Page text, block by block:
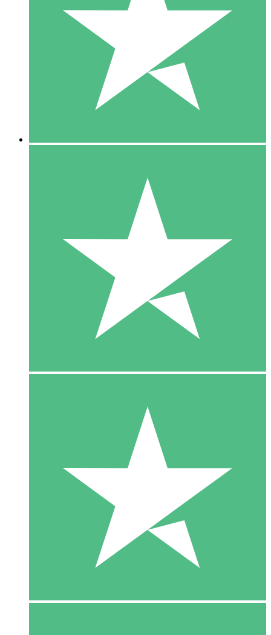
Zahlen Sie nach Bedarf mit Download-Credits. Keine
monatliche Verpflichtung erforderlich.
10 00
10 Downloads
20 00